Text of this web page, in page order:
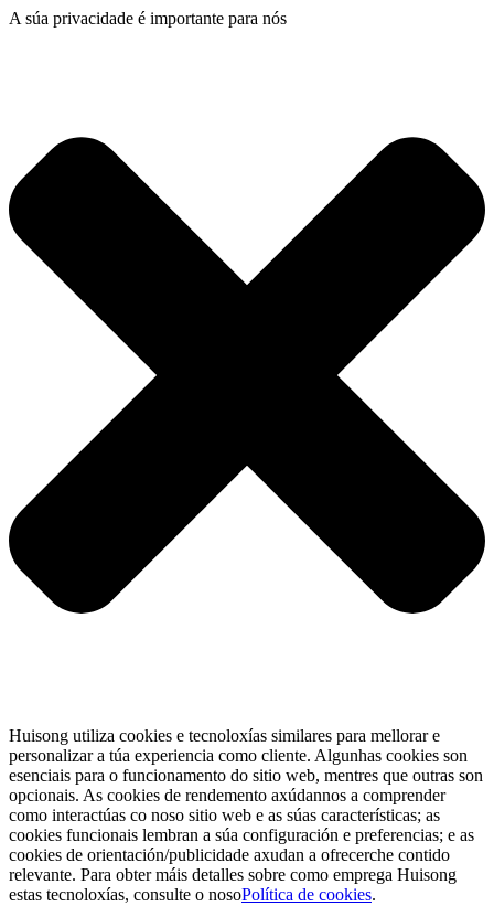
A súa privacidade é importante para nós
Huisong utiliza cookies e tecnoloxías similares para mellorar e
personalizar a túa experiencia como cliente. Algunhas cookies son
esenciais para o funcionamento do sitio web, mentres que outras son
opcionais. As cookies de rendemento axúdannos a comprender
como interactúas co noso sitio web e as súas características; as
cookies funcionais lembran a súa configuración e preferencias; e as
cookies de orientación/publicidade axudan a ofrecerche contido
relevante. Para obter máis detalles sobre como emprega Huisong
estas tecnoloxías, consulte o nosoPolítica de cookies.